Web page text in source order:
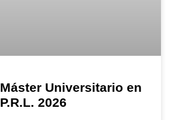
Máster Universitario en
P.R.L. 2026